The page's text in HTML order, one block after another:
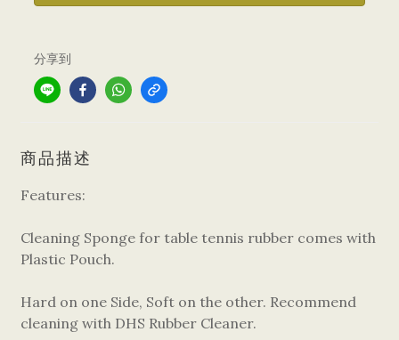
分享到
商品描述
Features:
Cleaning Sponge for table tennis rubber comes with
Plastic Pouch.
Hard on one Side, Soft on the other. Recommend
cleaning with DHS Rubber Cleaner.